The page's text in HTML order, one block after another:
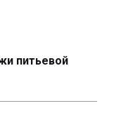
питьевой